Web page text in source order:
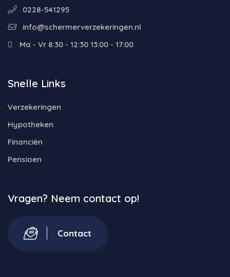
0228-541295
info@schermerverzekeringen.nl
Ma - Vr 8:30 - 12:30 13:00 - 17:00
Snelle Links
Verzekeringen
Hypotheken
Financiën
Pensioen
Vragen? Neem contact op!
Contact